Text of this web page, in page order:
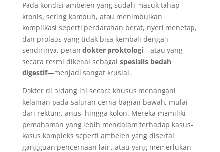
Pada kondisi ambeien yang sudah masuk tahap
kronis, sering kambuh, atau menimbulkan
komplikasi seperti perdarahan berat, nyeri menetap,
dan prolaps yang tidak bisa kembali dengan
sendirinya, peran dokter proktologi—atau yang
secara resmi dikenal sebagai spesialis bedah
digestif—menjadi sangat krusial.
Dokter di bidang ini secara khusus menangani
kelainan pada saluran cerna bagian bawah, mulai
dari rektum, anus, hingga kolon. Mereka memiliki
pemahaman yang lebih mendalam terhadap kasus-
kasus kompleks seperti ambeien yang disertai
gangguan pencernaan lain, atau yang memerlukan